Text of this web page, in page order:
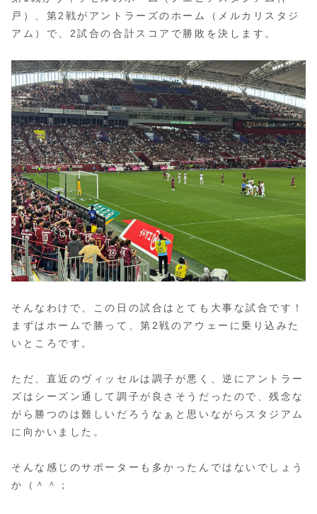
戸）、第2戦がアントラーズのホーム（メルカリスタジ
アム）で、2試合の合計スコアで勝敗を決します。
そんなわけで、この日の試合はとても大事な試合です！
まずはホームで勝って、第2戦のアウェーに乗り込みた
いところです。
ただ、直近のヴィッセルは調子が悪く、逆にアントラー
ズはシーズン通して調子が良さそうだったので、残念な
がら勝つのは難しいだろうなぁと思いながらスタジアム
に向かいました。
そんな感じのサポーターも多かったんではないでしょう
か（＾＾；